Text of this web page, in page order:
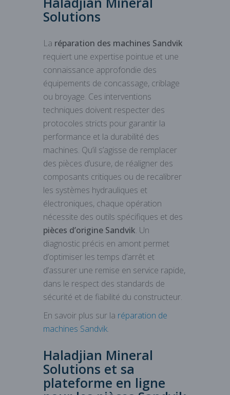
Solutions
La réparation des machines Sandvik
requiert une expertise pointue et une
connaissance approfondie des
équipements de concassage, criblage
ou broyage. Ces interventions
techniques doivent respecter des
protocoles stricts pour garantir la
performance et la durabilité des
machines. Qu’il s’agisse de remplacer
des pièces d’usure, de réaligner des
composants critiques ou de recalibrer
les systèmes hydrauliques et
électroniques, chaque opération
nécessite des outils spécifiques et des
pièces d’origine Sandvik. Un
diagnostic précis en amont permet
d’optimiser les temps d’arrêt et
d’assurer une remise en service rapide,
dans le respect des standards de
sécurité et de fiabilité du constructeur.
En savoir plus sur la réparation de
machines Sandvik.
Haladjian Mineral
Solutions et sa
plateforme en ligne